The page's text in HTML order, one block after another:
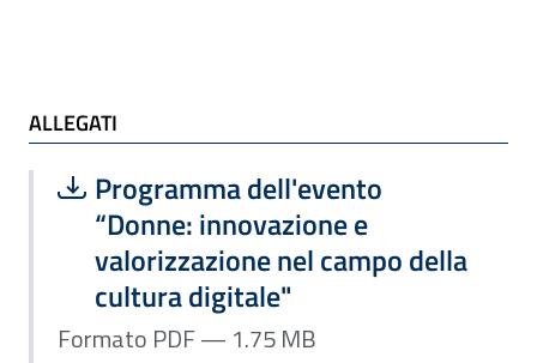
ALLEGATI
ALLEGATI
Scarica file:
Programma dell'evento
“Donne: innovazione e
valorizzazione nel campo della
cultura digitale"
Formato PDF — Dimensione 1.75 MB
Formato PDF — 1.75 MB